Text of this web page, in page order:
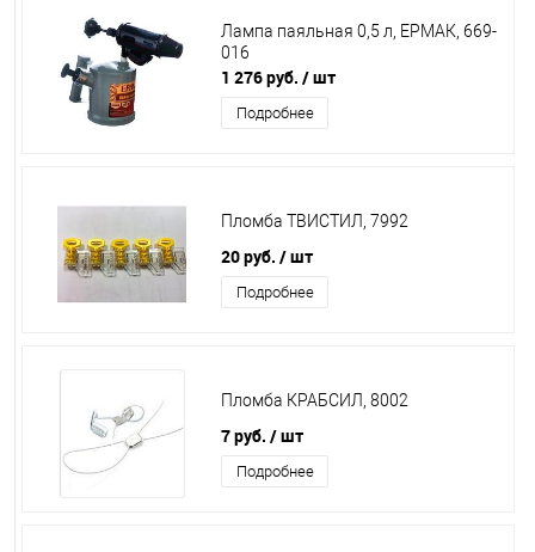
Лампа паяльная 0,5 л, ЕРМАК, 669-
016
1 276 руб. / шт
Подробнее
Пломба ТВИСТИЛ, 7992
20 руб. / шт
Подробнее
Пломба КРАБСИЛ, 8002
7 руб. / шт
Подробнее